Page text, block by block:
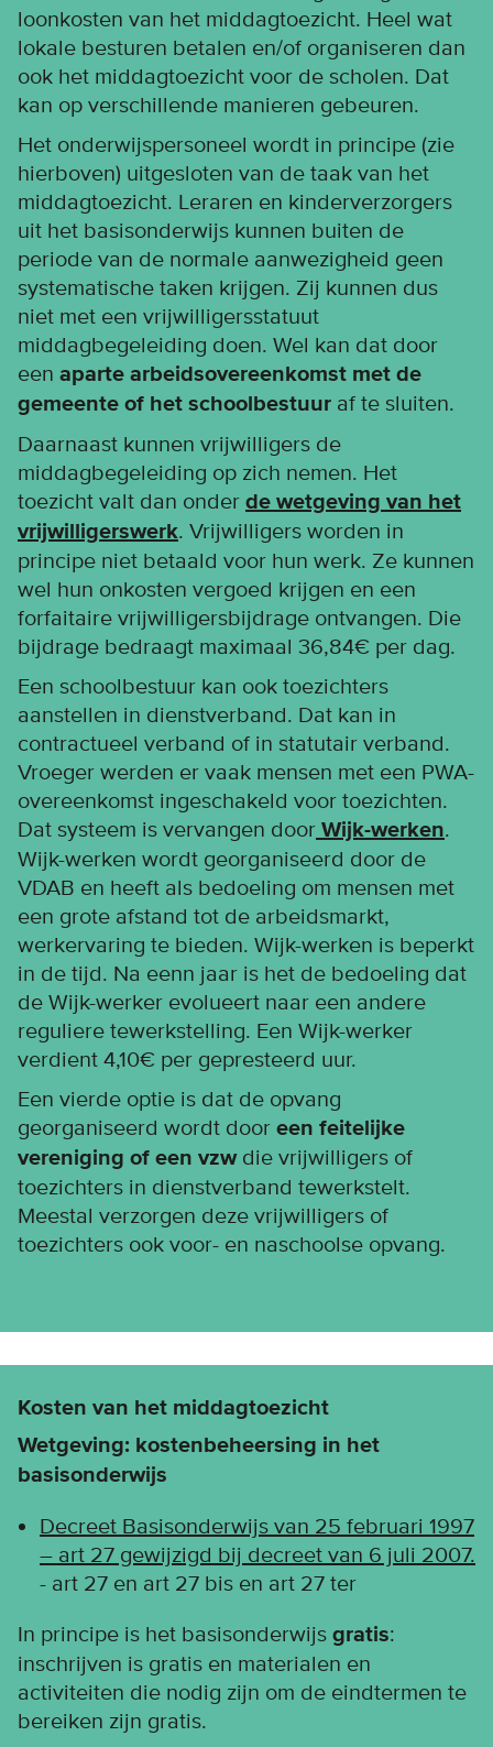
loonkosten van het middagtoezicht. Heel wat
lokale besturen betalen en/of organiseren dan
ook het middagtoezicht voor de scholen. Dat
kan op verschillende manieren gebeuren.
Het onderwijspersoneel wordt in principe (zie
hierboven) uitgesloten van de taak van het
middagtoezicht. Leraren en kinderverzorgers
uit het basisonderwijs kunnen buiten de
periode van de normale aanwezigheid geen
systematische taken krijgen. Zij kunnen dus
niet met een vrijwilligersstatuut
middagbegeleiding doen. Wel kan dat door
een aparte arbeidsovereenkomst met de
gemeente of het schoolbestuur af te sluiten.
Daarnaast kunnen vrijwilligers de
middagbegeleiding op zich nemen. Het
toezicht valt dan onder de wetgeving van het
vrijwilligerswerk. Vrijwilligers worden in
principe niet betaald voor hun werk. Ze kunnen
wel hun onkosten vergoed krijgen en een
forfaitaire vrijwilligersbijdrage ontvangen. Die
bijdrage bedraagt maximaal 36,84€ per dag.
Een schoolbestuur kan ook toezichters
aanstellen in dienstverband. Dat kan in
contractueel verband of in statutair verband.
Vroeger werden er vaak mensen met een PWA-
overeenkomst ingeschakeld voor toezichten.
Dat systeem is vervangen doorWijk-werken.
Wijk-werken wordt georganiseerd door de
VDAB en heeft als bedoeling om mensen met
een grote afstand tot de arbeidsmarkt,
werkervaring te bieden. Wijk-werken is beperkt
in de tijd. Na eenn jaar is het de bedoeling dat
de Wijk-werker evolueert naar een andere
reguliere tewerkstelling. Een Wijk-werker
verdient 4,10€ per gepresteerd uur.
Een vierde optie is dat de opvang
georganiseerd wordt door een feitelijke
vereniging of een vzwdie vrijwilligers of
toezichters in dienstverband tewerkstelt.
Meestal verzorgen deze vrijwilligers of
toezichters ook voor- en naschoolse opvang.
Kosten van het middagtoezicht
Wetgeving: kostenbeheersing in het
basisonderwijs
Decreet Basisonderwijs van 25 februari 1997
– art 27 gewijzigd bij decreet van 6 juli 2007.
- art 27 en art 27 bis en art 27 ter
In principe is het basisonderwijs gratis:
inschrijven is gratis en materialen en
activiteiten die nodig zijn om de eindtermen te
bereiken zijn gratis.